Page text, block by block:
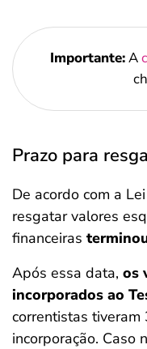
Importante:A
Prazo para
De acordo com a
resgatar valores
financeiras
Após essa data, os
incorporados ao
correntistas
incorporação. Caso